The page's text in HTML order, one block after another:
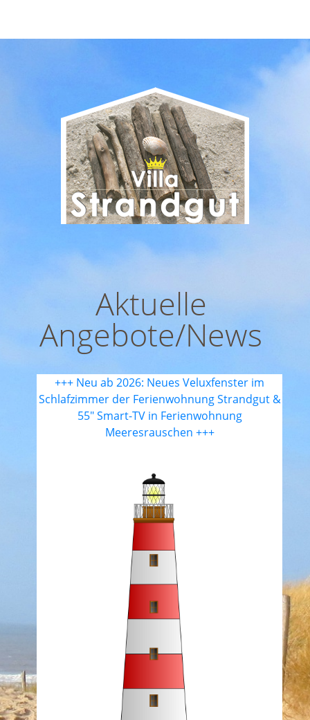
Ihr Wohlfühlzuhause an der
Ostsee
Aktuelle
Angebote/News
+++ Neu ab 2026: Neues Veluxfenster im
Schlafzimmer der Ferienwohnung Strandgut &
55" Smart-TV in Ferienwohnung
Meeresrauschen +++